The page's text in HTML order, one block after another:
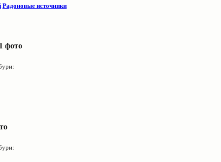
Радоновые источники
фото